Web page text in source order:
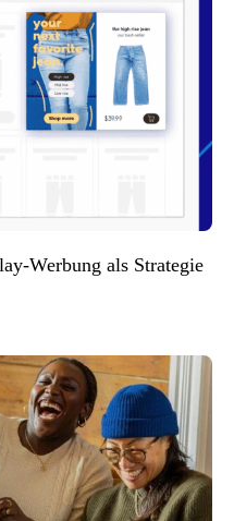
Werbung als Strategie